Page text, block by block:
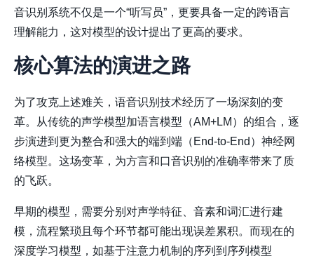
音识别系统不仅是一个“听写员”，更要具备一定的跨语言
理解能力，这对模型的设计提出了更高的要求。
核心算法的演进之路
为了攻克上述难关，语音识别技术经历了一场深刻的变
革。从传统的声学模型加语言模型（AM+LM）的组合，逐
步演进到更为整合和强大的端到端（End-to-End）神经网
络模型。这场变革，为方言和口音识别的准确率带来了质
的飞跃。
早期的模型，需要分别对声学特征、音素和词汇进行建
模，流程繁琐且每个环节都可能出现误差累积。而现在的
深度学习模型，如基于注意力机制的序列到序列模型